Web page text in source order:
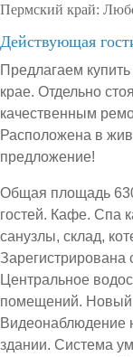
Пермский край:
Действующая
Предлагаем
крае. Отдельно
качественным
Расположена в
предложение!
Общая площадь
гостей. Кафе. Спа
санузлы, склад,
Зарегистрирована
Центральное
помещений. Новый
Видеонаблюдение
здании. Система